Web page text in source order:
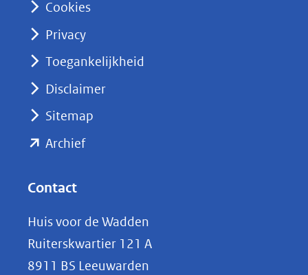
nieuw
naar
Cookies
Privacy
Toegankelijkheid
Disclaimer
Sitemap
Archief(opent
(verwijst
naar
Contact
Huis voor de Wadden
Ruiterskwartier 121 A
8911 BS Leeuwarden